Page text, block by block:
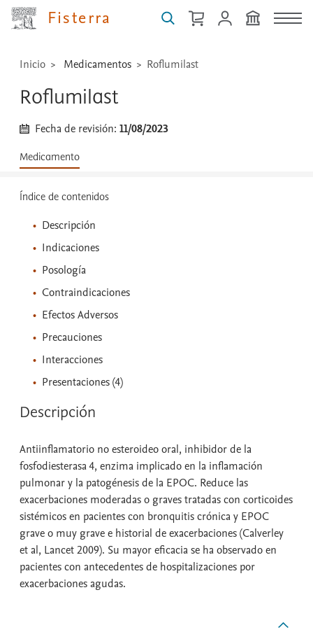
Fisterra
...
Inicio Medicamentos Roflumilast
Roflumilast
Fecha de revisión:11/08/2023
Medicamento
Índice de contenidos
Descripción
Indicaciones
Posología
Contraindicaciones
Efectos Adversos
Precauciones
Interacciones
Presentaciones (4)
Descripción
Antiinflamatorio no esteroideo oral, inhibidor de la
fosfodiesterasa 4, enzima implicado en la inflamación
pulmonar y la patogénesis de la EPOC. Reduce las
exacerbaciones moderadas o graves tratadas con corticoides
sistémicos en pacientes con bronquitis crónica y EPOC
grave o muy grave e historial de exacerbaciones (Calverley
et al, Lancet 2009). Su mayor eficacia se ha observado en
pacientes con antecedentes de hospitalizaciones por
exacerbaciones agudas.